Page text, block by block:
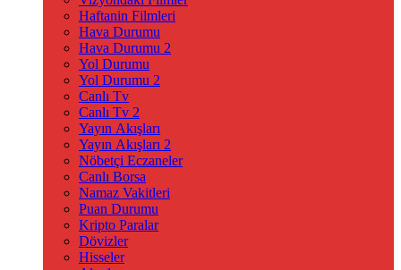
Haftanin Filmleri
Hava Durumu
Hava Durumu 2
Yol Durumu
Yol Durumu 2
Canlı Tv
Canlı Tv 2
Yayın Akışları
Yayın Akışları 2
Nöbetçi Eczaneler
Canlı Borsa
Namaz Vakitleri
Puan Durumu
Kripto Paralar
Dövizler
Hisseler